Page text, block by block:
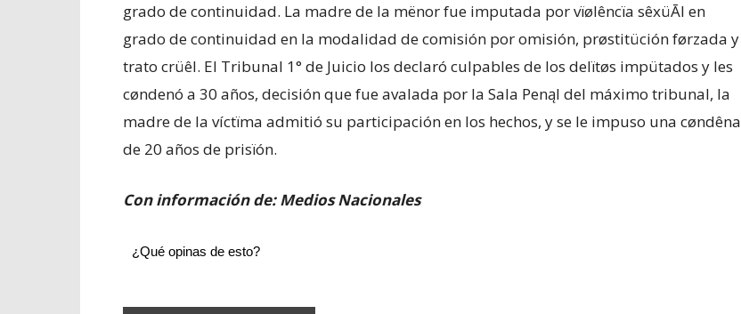
grado de continuidad. La madre de la mënor fue imputada por vïølêncïa sêxüĀl en
grado de continuidad en la modalidad de comisión por omisión, prøstitüción førzada y
trato crüêl. El Tribunal 1° de Juicio los declaró culpables de los delïtøs impütados y les
cøndenó a 30 años, decisión que fue avalada por la Sala Penąl del máximo tribunal, la
madre de la víctïma admitió su participación en los hechos, y se le impuso una cøndêna
de 20 años de prisïón.
Con información de: Medios Nacionales
¿Qué opinas de esto?